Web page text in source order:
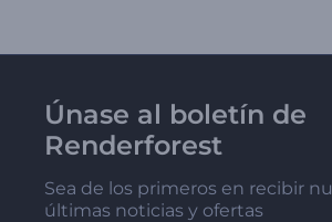
Únase al boletín de
Renderforest
Sea de los primeros en recibir
últimas noticias y ofertas